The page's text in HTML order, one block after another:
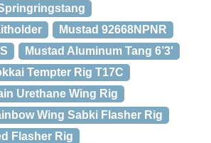
Mustad 92668NPNR
Mustad Aluminum Tang 6’3′
Tempter Rig T17C
Urethane Wing Rig
Wing Sabki Flasher Rig
Flasher Rig